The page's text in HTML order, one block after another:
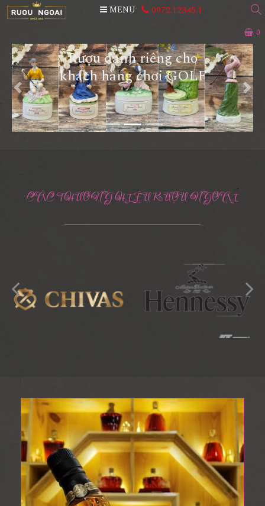
0
MENU 0972.12345.1
Rượu dành riêng cho
khách hàng chơi GOLF
Previous Next
CÁC THƯƠNG HIỆU RƯỢU NGOẠI